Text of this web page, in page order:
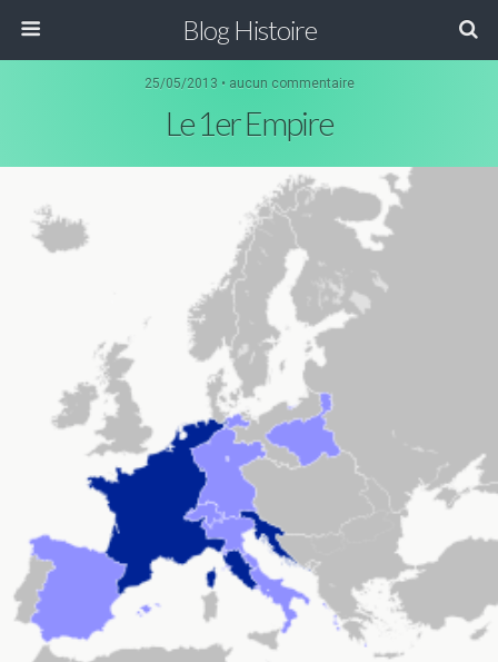
Blog Histoire
25/05/2013 • aucun commentaire
Le 1er Empire